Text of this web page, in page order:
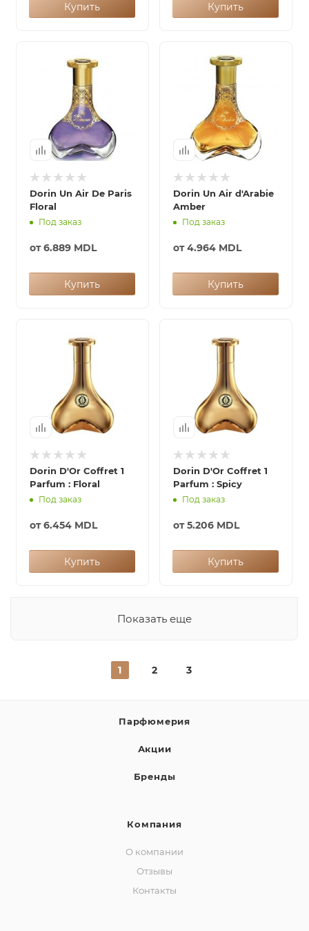
Купить Купить
Dorin Un Air De Paris
Floral
Под заказ
от6.889 MDL
Купить
Dorin Un Air d'Arabie
Amber
Под заказ
от4.964 MDL
Купить
Dorin D'Or Coffret 1
Parfum : Floral
Под заказ
от6.454 MDL
Купить
Dorin D'Or Coffret 1
Parfum : Spicy
Под заказ
от5.206 MDL
Купить
Показать еще
1 2 3
Парфюмерия
Акции
Бренды
Компания
О компании
Отзывы
Контакты